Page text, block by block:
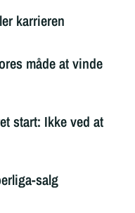
karrieren
måde at vinde
start: Ikke ved at
salg